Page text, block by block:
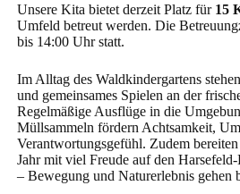
Unsere Kita bietet derzeit Platz für 15
Umfeld betreut werden. Die
bis 14:00 Uhr statt.
Im Alltag des Waldkindergartens
und gemeinsames Spielen an der
Regelmäßige Ausflüge in die
Müllsammeln fördern Achtsamkeit,
Verantwortungsgefühl. Zudem
Jahr mit viel Freude auf den
– Bewegung und Naturerlebnis gehen